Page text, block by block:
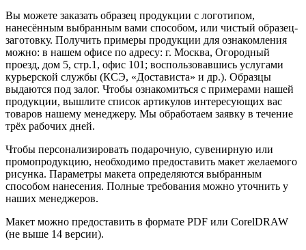
Вы можете заказать образец продукции с логотипом,
нанесённым выбранным вами способом, или чистый образец-
заготовку. Получить примеры продукции для ознакомления
можно: в нашем офисе по адресу: г. Москва, Огородный
проезд, дом 5, стр.1, офис 101; воспользовавшись услугами
курьерской службы (КСЭ, «Достависта» и др.). Образцы
выдаются под залог. Чтобы ознакомиться с примерами нашей
продукции, вышлите список артикулов интересующих вас
товаров нашему менеджеру. Мы обработаем заявку в течение
трёх рабочих дней.
Чтобы персонализировать подарочную, сувенирную или
промопродукцию, необходимо предоставить макет желаемого
рисунка. Параметры макета определяются выбранным
способом нанесения. Полные требования можно уточнить у
наших менеджеров.
Макет можно предоставить в формате PDF или CorelDRAW
(не выше 14 версии).